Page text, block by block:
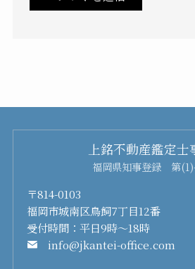
上銘不動産鑑定士
福岡県知事登録 第
〒814-0103
福岡市城南区鳥飼7丁目12番
受付時間：平日9時～18時
info@jkantei-office.com